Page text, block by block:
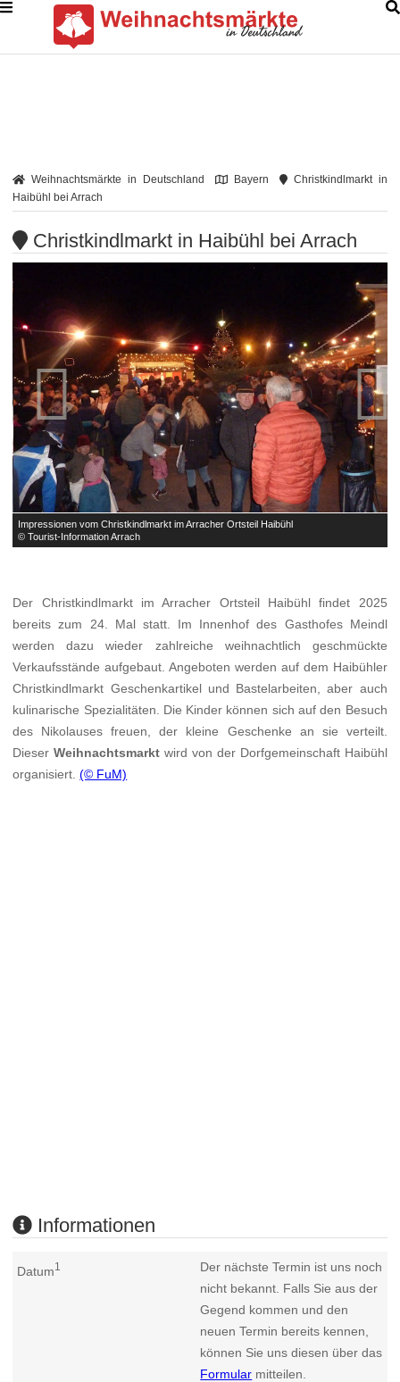
Weihnachtsmärkte in Deutschland Bayern
Christkindlmarkt in
Haibühl bei Arrach
Christkindlmarkt in Haibühl bei Arrach
Impressionen vom Christkindlmarkt im Arracher Ortsteil Haibühl
© Tourist-Information Arrach
 
Der Christkindlmarkt im Arracher Ortsteil Haibühl findet 2025
bereits zum 24. Mal statt. Im Innenhof des Gasthofes Meindl
werden dazu wieder zahlreiche weihnachtlich geschmückte
Verkaufsstände aufgebaut. Angeboten werden auf dem Haibühler
Christkindlmarkt Geschenkartikel und Bastelarbeiten, aber auch
kulinarische Spezialitäten. Die Kinder können sich auf den Besuch
des Nikolauses freuen, der kleine Geschenke an sie verteilt.
DieserWeihnachtsmarkt wird von der Dorfgemeinschaft Haibühl
organisiert.(© FuM)
Informationen
Datum1
Der nächste Termin ist uns noch
nicht bekannt. Falls Sie aus der
Gegend kommen und den
neuen Termin bereits kennen,
können Sie uns diesen über das
Formular mitteilen.